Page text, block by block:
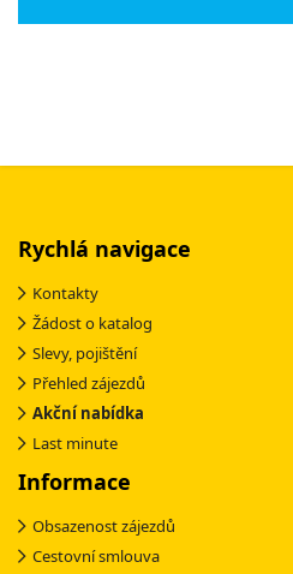
Rychlá navigace
Kontakty
Žádost o katalog
Slevy, pojištění
Přehled zájezdů
Akční nabídka
Last minute
Informace
Obsazenost zájezdů
Cestovní smlouva